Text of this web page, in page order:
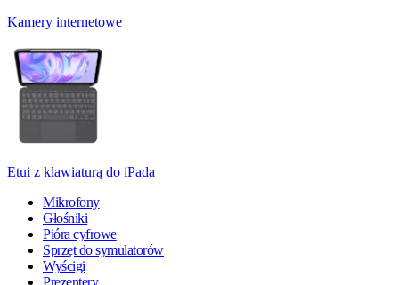
Kamery internetowe
Etui z klawiaturą do iPada
Mikrofony
Głośniki
Pióra cyfrowe
Sprzęt do symulatorów
Wyścigi
Prezentery